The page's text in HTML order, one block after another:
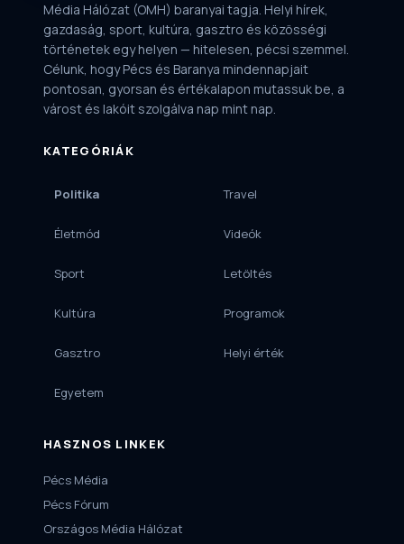
Média Hálózat (OMH) baranyai tagja. Helyi hírek,
gazdaság, sport, kultúra, gasztro és közösségi
történetek egy helyen — hitelesen, pécsi szemmel.
Célunk, hogy Pécs és Baranya mindennapjait
pontosan, gyorsan és értékalapon mutassuk be, a
várost és lakóit szolgálva nap mint nap.
KATEGÓRIÁK
Politika
Életmód
Sport
Kultúra
Gasztro
Egyetem
Travel
Videók
Letöltés
Programok
Helyi érték
HASZNOS LINKEK
Pécs Média
Pécs Fórum
Országos Média Hálózat